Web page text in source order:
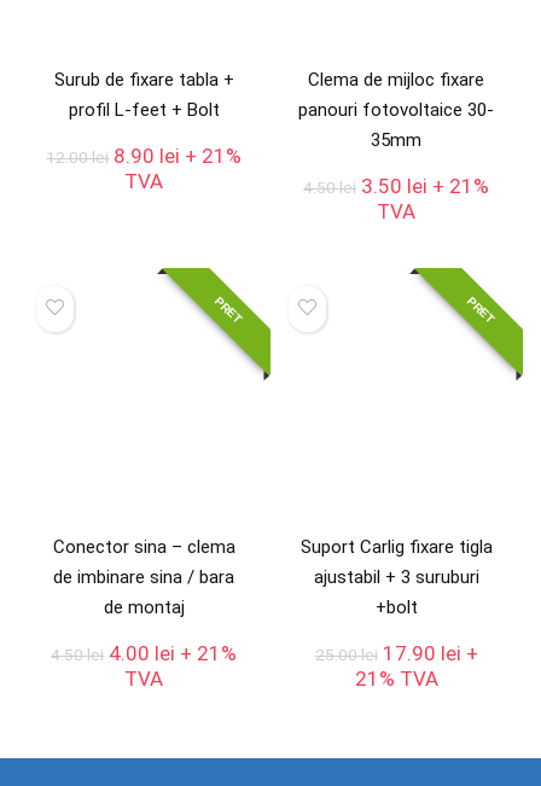
Surub de fixare tabla +
profil L-feet + Bolt
12.00lei Prețul
inițial
8.90 lei Prețul
+ 21%
TVA
Clema de mijloc fixare
panouri fotovoltaice 30-
35mm
4.50lei Prețul
inițial
4.50 lei.
3.50 lei Prețul
+ 21%
TVA
PRET
Conector sina – clema
de imbinare sina / bara
de montaj
4.50lei Prețul
inițial
4.00 lei Prețul
+ 21%
TVA
PRET
Suport Carlig fixare tigla
ajustabil + 3 suruburi
+bolt
25.00lei Prețul
inițial
17.90 leiPrețul
+
21% TVA